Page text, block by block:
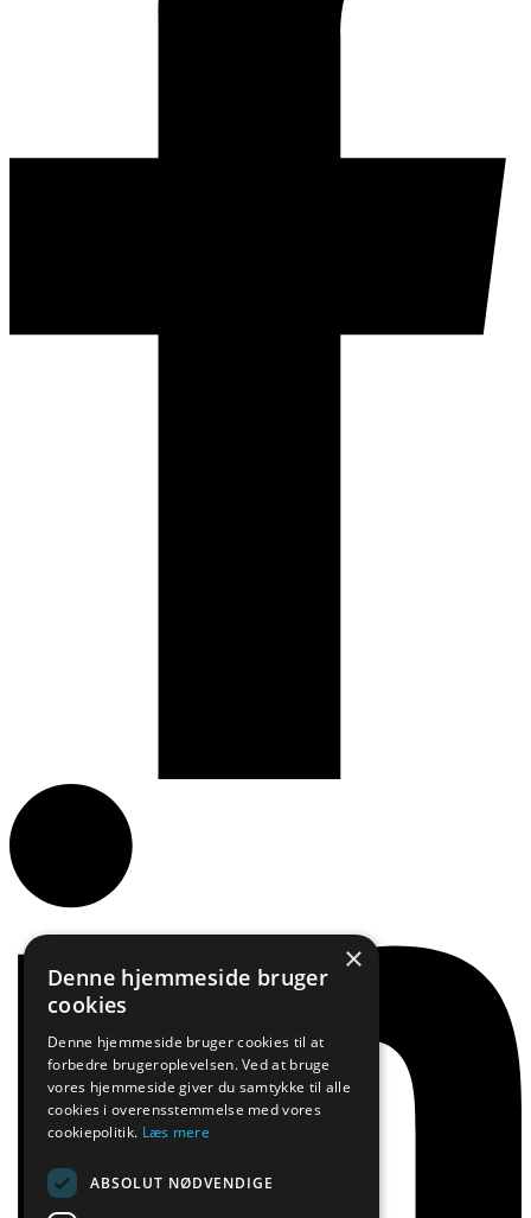
×
Denne hjemmeside bruger
cookies
Denne hjemmeside bruger cookies til at
forbedre brugeroplevelsen. Ved at bruge
vores hjemmeside giver du samtykke til alle
cookies i overensstemmelse med vores
cookiepolitik. Læs mere
ABSOLUT NØDVENDIGE